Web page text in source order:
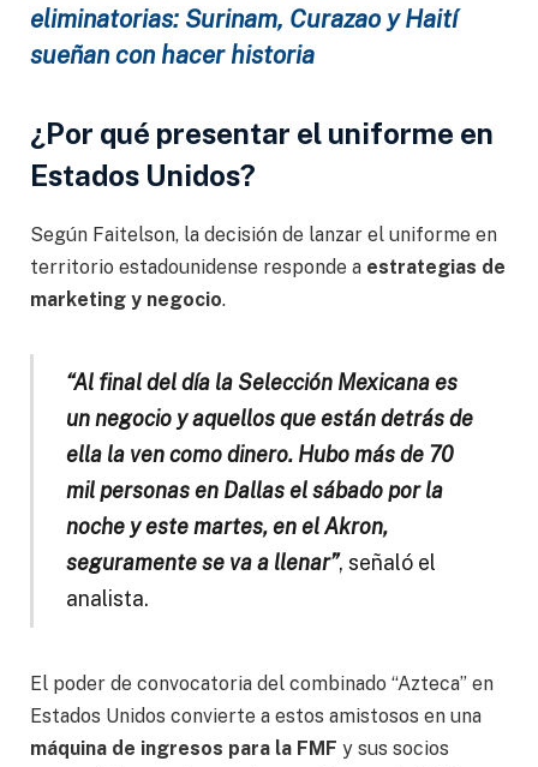
eliminatorias: Surinam, Curazao y Haití
sueñan con hacer historia
¿Por qué presentar el uniforme en
Estados Unidos?
Según Faitelson, la decisión de lanzar el uniforme en
territorio estadounidense responde a estrategias de
marketing y negocio.
“Al final del día la Selección Mexicana es
un negocio y aquellos que están detrás de
ella la ven como dinero. Hubo más de 70
mil personas en Dallas el sábado por la
noche y este martes, en el Akron,
seguramente se va a llenar”, señaló el
analista.
El poder de convocatoria del combinado “Azteca” en
Estados Unidos convierte a estos amistosos en una
máquina de ingresos para la FMF y sus socios